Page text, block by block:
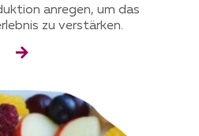
anregen, um das
zu verstärken.